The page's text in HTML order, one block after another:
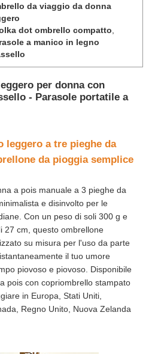
da viaggio da donna
dot ombrello compatto
a manico in legno
per donna con
- Parasole portatile a
leggero a tre pieghe da
da pioggia semplice
a pois manuale a 3 pieghe da
e disinvolto per le
Con un peso di soli 300 g e
27 cm, questo ombrellone
su misura per l'uso da parte
il tuo umore
piovoso e piovoso. Disponibile
pois con copriombrello stampato
in Europa, Stati Uniti,
Regno Unito, Nuova Zelanda